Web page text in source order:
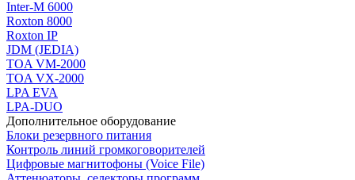
Inter-M 6000
Roxton 8000
Roxton IP
JDM (JEDIA)
TOA VM-2000
TOA VX-2000
LPA EVA
LPA-DUO
Дополнительное оборудование
Блоки резервного питания
Контроль линий громкоговорителей
Цифровые магнитофоны (Voice File)